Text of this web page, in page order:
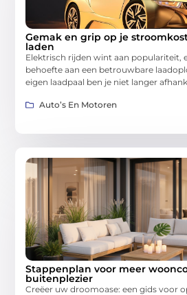
Gemak en grip op je
laden
Elektrisch rijden wint aan populariteit,
behoefte aan een betrouwbare
eigen laadpaal ben je niet langer
Auto’s En Motoren
Stappenplan voor meer
buitenplezier
Creëer uw droomoase: een gids voor